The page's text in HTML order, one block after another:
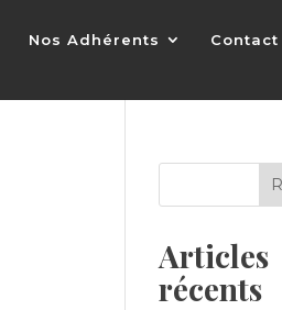
Nos Adhérents Contact
Articles
récents